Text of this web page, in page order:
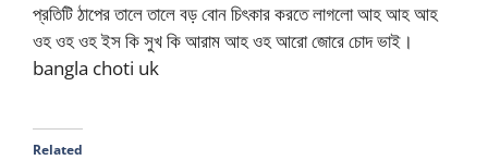
প্রতিটি ঠাপের তালে তালে বড় বোন চিৎকার করতে লাগলো আহ আহ আহ
ওহ ওহ ওহ ইস কি সুখ কি আরাম আহ ওহ আরো জোরে চোদ ভাই।
bangla choti uk
Related